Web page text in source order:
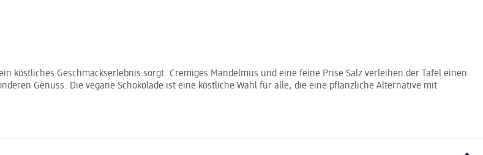
köstliches Geschmackserlebnis sorgt. Cremiges Mandelmus und eine feine Prise Salz verleihen der Tafel einen
Genuss. Die vegane Schokolade ist eine köstliche Wahl für alle, die eine pflanzliche Alternative mit